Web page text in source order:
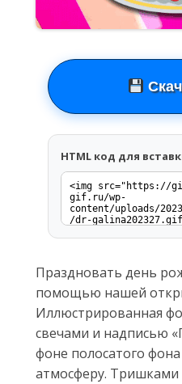
HTML код для
Праздновать день
помощью нашей
Иллюстрированная
свечами и надписью
фоне полосатого
атмосферу. Тришками